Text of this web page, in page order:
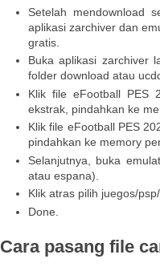
Setelah mendownload
aplikasi zarchiver dan
gratis.
Buka aplikasi zarchiver
folder download atau
Klik file eFootball PES
ekstrak, pindahkan ke
Klik file eFootball PES
pindahkan ke memory
Selanjutnya, buka
atau espana).
Klik atras pilih juegos/
Done.
Cara pasang file